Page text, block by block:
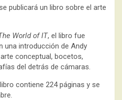
publicará un libro sobre el arte
World of IT, el libro fue
una introducción de Andy
conceptual, bocetos,
del detrás de cámaras.
contiene 224 páginas y se